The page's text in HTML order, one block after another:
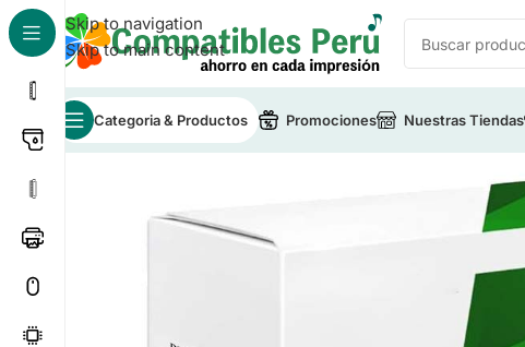
Skip to navigation
Skip to main content
Categoria & Productos Promociones Nuestras Tiendas
Inicio/Drum/Drum Compatible Xerox